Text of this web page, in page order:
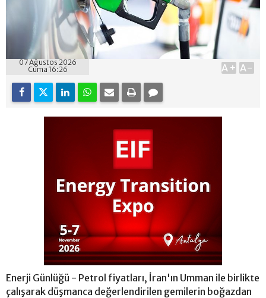
07 Ağustos 2026
Cuma 16:26
A+ A-
Enerji Günlüğü - Petrol fiyatları, İran'ın Umman ile birlikte
çalışarak düşmanca değerlendirilen gemilerin boğazdan